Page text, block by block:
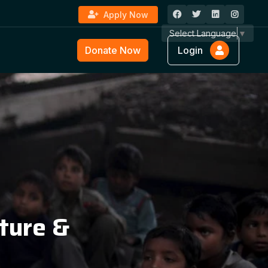
Apply Now
Select Language ▼
Donate Now Login
&